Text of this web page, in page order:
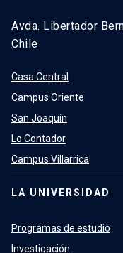
Avda. Libertador
Chile
Casa Central
Campus Oriente
San Joaquín
Lo Contador
Campus Villarrica
LA UNIVERSIDAD
Programas de estudio
Investigación